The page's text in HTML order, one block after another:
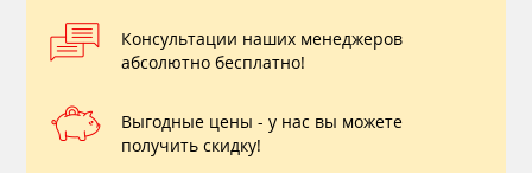
Консультации наших менеджеров
абсолютно бесплатно!
Выгодные цены - у нас вы можете
получить скидку!